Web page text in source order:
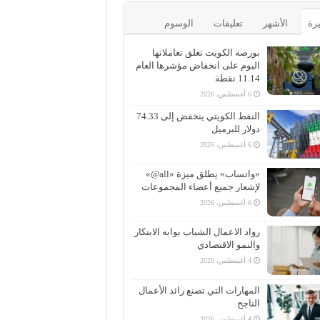
الأشهر تعليقات الوسوم
بورصة الكويت تغلق تعاملاتها
اليوم على انخفاض مؤشرها العام
11.14 نقطة
6 أغسطس، 2026
النفط الكويتي ينخفض إلى 74.33
دولار للبرميل
6 أغسطس، 2026
«واتساب» يطلق ميزة «all@»
لإشعار جميع أعضاء المجموعات
6 أغسطس، 2026
رواد الاعمال الشباب بوابه الابتكار
والنمو الاقتصادي
4 أغسطس، 2026
المهارات التي تصنع رائد الأعمال
الناجح